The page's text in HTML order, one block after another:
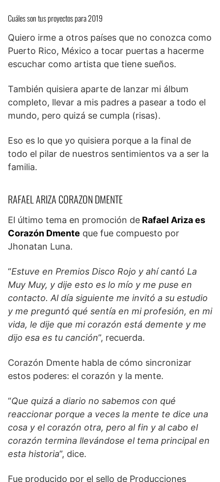
Cuáles son tus proyectos para 2019
Quiero irme a otros países que no conozca como
Puerto Rico, México a tocar puertas a hacerme
escuchar como artista que tiene sueños.
También quisiera aparte de lanzar mi álbum
completo, llevar a mis padres a pasear a todo el
mundo, pero quizá se cumpla (risas).
Eso es lo que yo quisiera porque a la final de
todo el pilar de nuestros sentimientos va a ser la
familia.
RAFAEL ARIZA CORAZON DMENTE
El último tema en promoción de Rafael Ariza es
Corazón Dmente que fue compuesto por
Jhonatan Luna.
“Estuve en Premios Disco Rojo y ahí cantó La
Muy Muy, y dije esto es lo mío y me puse en
contacto. Al día siguiente me invitó a su estudio
y me preguntó qué sentía en mi profesión, en mi
vida, le dije que mi corazón está demente y me
dijo esa es tu canción”, recuerda.
Corazón Dmente habla de cómo sincronizar
estos poderes: el corazón y la mente.
“Que quizá a diario no sabemos con qué
reaccionar porque a veces la mente te dice una
cosa y el corazón otra, pero al fin y al cabo el
corazón termina llevándose el tema principal en
esta historia”, dice.
Fue producido por el sello de Producciones